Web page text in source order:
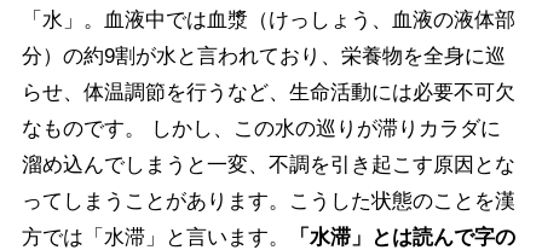
「水」。血液中では血漿（けっしょう、血液の液体部
分）の約9割が水と言われており、栄養物を全身に巡
らせ、体温調節を行うなど、生命活動には必要不可欠
なものです。 しかし、この水の巡りが滞りカラダに
溜め込んでしまうと一変、不調を引き起こす原因とな
ってしまうことがあります。こうした状態のことを漢
方では「水滞」と言います。
「水滞」とは読んで字の